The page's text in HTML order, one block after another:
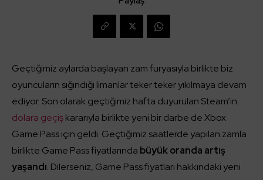
Geçtiğimiz aylarda başlayan zam furyasıyla birlikte biz
oyuncuların sığındığı limanlar teker teker yıkılmaya devam
ediyor. Son olarak geçtiğimiz hafta duyurulan Steam’in
dolara geçişkararıyla birlikte yeni bir darbe de Xbox
Game Pass için geldi. Geçtiğimiz saatlerde yapılan zamla
birlikte Game Pass fiyatlarında büyük oranda artış
yaşandı. Dilerseniz, Game Pass fiyatları hakkındaki yeni